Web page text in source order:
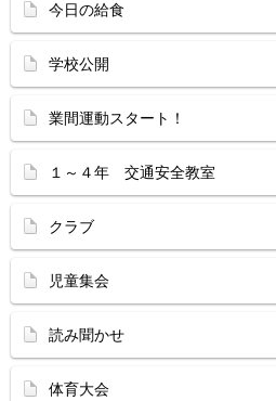
今日の給食
学校公開
業間運動スタート！
１～４年 交通安全教室
クラブ
児童集会
読み聞かせ
体育大会